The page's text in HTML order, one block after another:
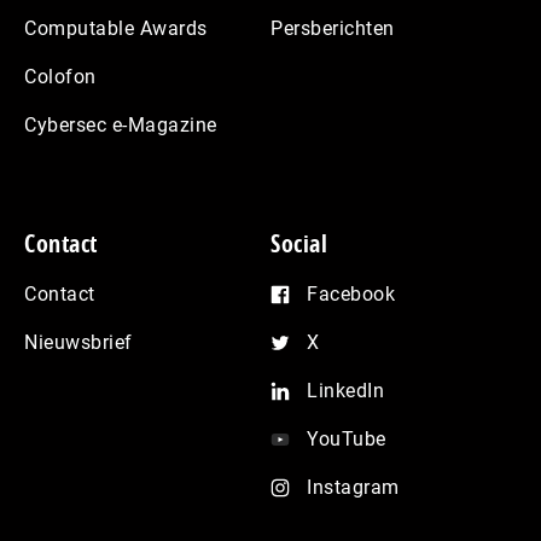
Computable Awards
Colofon
Cybersec e-Magazine
Persberichten
Contact
Contact
Nieuwsbrief
Social
Facebook
X
LinkedIn
YouTube
Instagram